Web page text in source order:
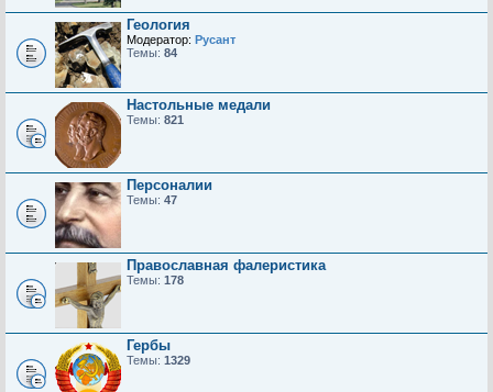
Геология
Модератор: Русант
Темы: 84
Настольные медали
Темы: 821
Персоналии
Темы: 47
Православная фалеристика
Темы: 178
Гербы
Темы: 1329